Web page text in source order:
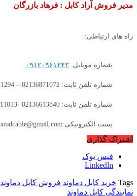
مدیر فروش آراد کابل : فرهاد بازرگان
راه های ارتباطی:
شماره موبایل: ۰۹۱۲۰۹۶۱۲۴۳
شماره تلفن ثابت: 02136871072 – 02136871294
شماره تلفن ثابت: 02136613840 -02133911013
پست الکترونیکی:aradcable@gmail.com
اشتراک گذاری
فیس بوک
LinkedIn
Tags خرید کابل دماوند فروش کابل دماوند
نمایندگی کابل دماوند